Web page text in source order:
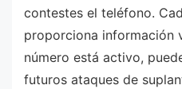
contestes el teléfono.
proporciona información
número está activo,
futuros ataques de